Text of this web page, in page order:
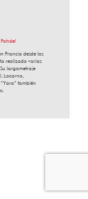
Francia desde los
realizado varias
largometraje
Locarno,
también